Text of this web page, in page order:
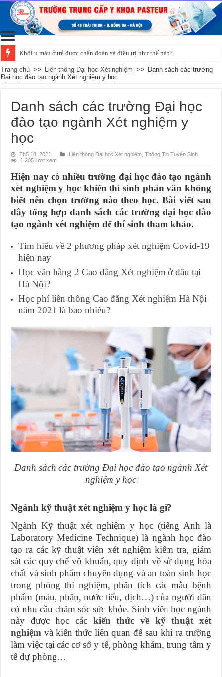
Khối u máu ở trẻ được chẩn đoán và điều trị như thế nào?
Trang chủ >> Liên thông Đại học Xét nghiệm >> Danh sách các trường
Đại học đào tạo ngành Xét nghiệm y học
Danh sách các trường Đại học
đào tạo ngành Xét nghiệm y
học
Th5 18, 2021 Liên thông Đại học Xét nghiệm ,Thông Tin Tuyển Sinh
1,205 lượt xem
Hiện nay có nhiều trường đại học đào tạo ngành
xét nghiệm y học khiến thí sinh phân vân không
biết nên chọn trường nào theo học. Bài viết sau
đây tổng hợp danh sách các trường đại học đào
tạo ngành xét nghiệm để thí sinh tham khảo.
Tìm hiểu về 2 phương pháp xét nghiệm Covid-19
hiện nay
Học văn bằng 2 Cao đẳng Xét nghiệm ở đâu tại
Hà Nội?
Học phí liên thông Cao đẳng Xét nghiệm Hà Nội
năm 2021 là bao nhiêu?
Danh sách các trường Đại học đào tạo ngành Xét
nghiệm y học
Ngành kỹ thuật xét nghiệm y học là gì?
Ngành Kỹ thuật xét nghiệm y học (tiếng Anh là
Laboratory Medicine Technique) là ngành học đào
tạo ra các kỹ thuật viên xét nghiệm kiểm tra, giám
sát các quy chế vô khuẩn, quy định về sử dụng hóa
chất và sinh phẩm chuyên dụng và an toàn sinh học
trong phòng thí nghiệm, phân tích các mẫu bệnh
phẩm (máu, phân, nước tiểu, dịch…) của người dân
có nhu cầu chăm sóc sức khỏe. Sinh viên học ngành
này được học cáckiến thức về kỹ thuật xét
nghiệm và kiến thức liên quan để sau khi ra trường
làm việc tại các cơ sở y tế, phòng khám, trung tâm y
tế dự phòng…